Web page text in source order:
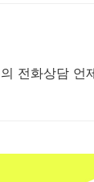
전화상담 언